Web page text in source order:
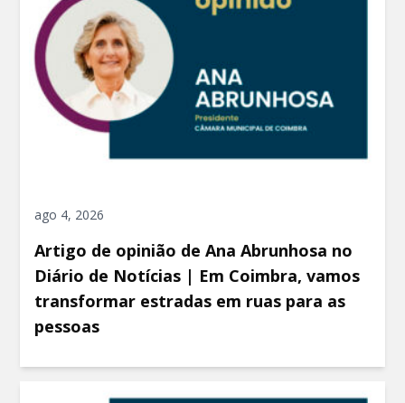
ago 4, 2026
Artigo de opinião de Ana Abrunhosa no
Diário de Notícias | Em Coimbra, vamos
transformar estradas em ruas para as
pessoas